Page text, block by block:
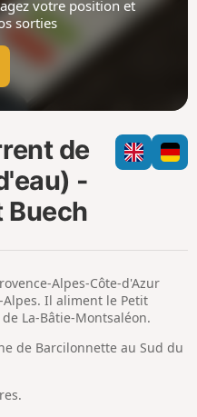
m
p
votre position et
sorties
de
-
Alpes-Côte-d'Azur
Il aliment le Petit
La-Bâtie-Montsaléon.
de Barcilonnette au Sud du